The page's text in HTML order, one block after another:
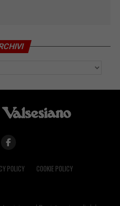
POLICY COOKIE POLICY